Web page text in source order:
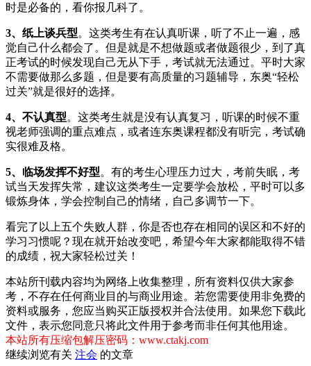
时是必备的，看你报几科了。
3、纸上谈兵型。这类考生有在认真听课，听了不止一遍，感
觉自己什么都会了。但是就是不想做题或者做题很少，到了真
正考试的时候发现自己无从下手，考试就无法通过。平时大家
不需要做那么多题，但是要有高质量的习题辅导，东奥“轻松
过关”就是很好的选择。
4、不认真型。这类考生就是没有认真复习，听课的时候不重
视老师强调的重点难点，或者连东奥课程都没有听完，考试确
实很难及格。
5、临场发挥不好型。有的考生心理压力过大，考前失眠，考
试当天发挥失常，建议这类考生一定要学会放松，平时可以多
锻炼身体，学会控制自己的情绪，自己多调节一下。
看完了以上五个失败人群，你是否也存在相同的误区和不好的
学习习惯呢？现在就开始改变吧，希望今年大家都能取得不错
的成绩，祝大家轻松过关！
本站所刊载内容均为网络上收集整理，所有资料仅供大家参
考，不存在任何商业目的与商业用途。若您需要使用非免费的
资料或服务，您应当购买正版授权并合法使用。如果您下载此
文件，表示您同意只将此文件用于参考而非任何其他用途。
本站所有压缩包解压密码：www.ctakj.com
继续浏览有关 注会 的文章